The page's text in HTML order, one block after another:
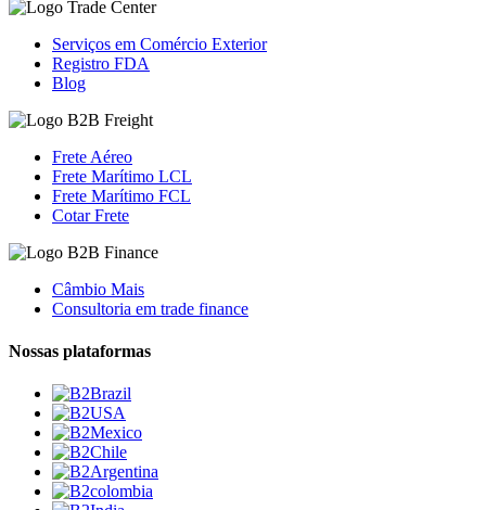
Serviços em Comércio Exterior
Registro FDA
Blog
Frete Aéreo
Frete Marítimo LCL
Frete Marítimo FCL
Cotar Frete
Câmbio Mais
Consultoria em trade finance
Nossas plataformas